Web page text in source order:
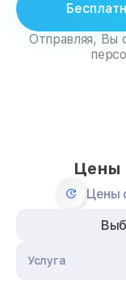
Отправляя, Вы
Цены
Цены
Услуга